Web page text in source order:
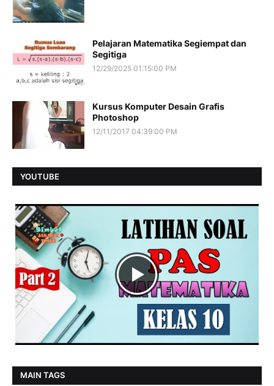
Pelajaran Matematika Segiempat dan
Segitiga
12/29/2025 01:15:00 PM
Kursus Komputer Desain Grafis
Photoshop
12/11/2017 04:39:00 PM
YOUTUBE
MAIN TAGS